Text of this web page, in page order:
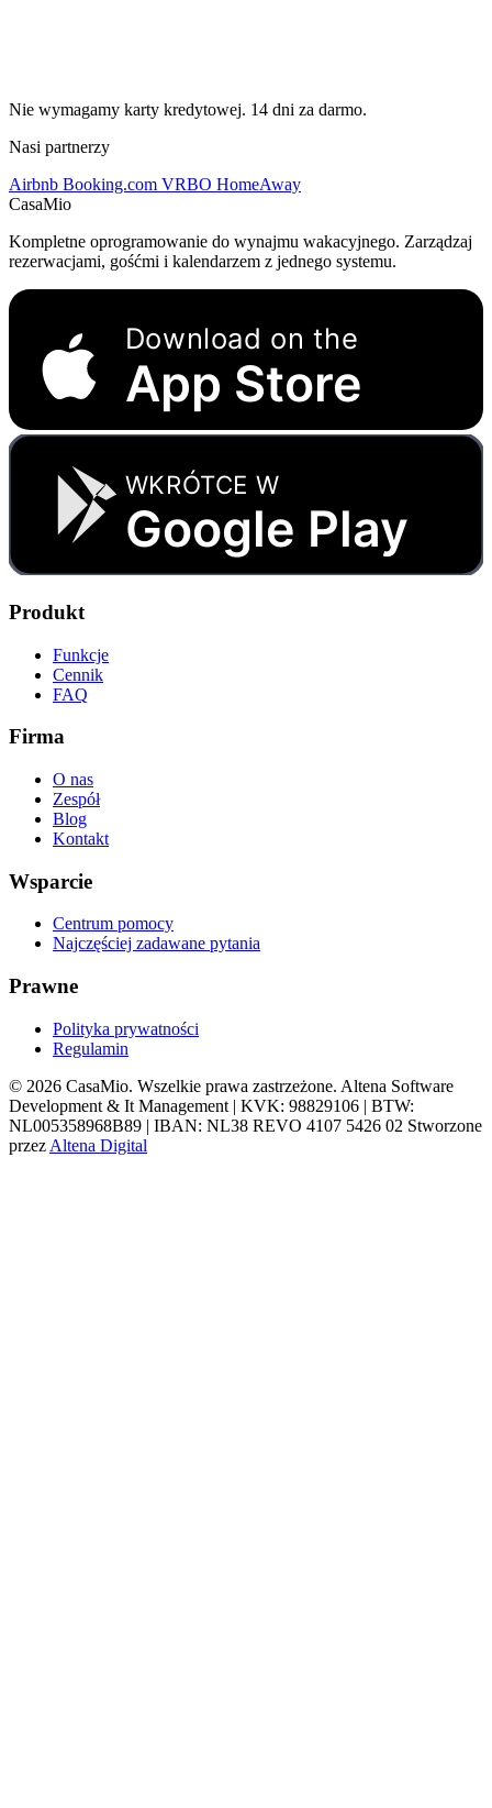
Nie wymagamy karty kredytowej. 14 dni za darmo.
Nasi partnerzy
Airbnb Booking.com VRBO HomeAway
CasaMio
Kompletne oprogramowanie do wynajmu wakacyjnego. Zarządzaj
rezerwacjami, gośćmi i kalendarzem z jednego systemu.
Download on the
App Store
WKRÓTCE W
Google Play
Produkt
Funkcje
Cennik
FAQ
Firma
O nas
Zespół
Blog
Kontakt
Wsparcie
Centrum pomocy
Najczęściej zadawane pytania
Prawne
Polityka prywatności
Regulamin
© 2026 CasaMio. Wszelkie prawa zastrzeżone. Altena Software
Development & It Management | KVK: 98829106 | BTW:
NL005358968B89 | IBAN: NL38 REVO 4107 5426 02 Stworzone
przez Altena Digital